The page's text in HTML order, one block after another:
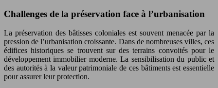
Challenges de la préservation face à l’urbanisation
La préservation des bâtisses coloniales est souvent menacée par la
pression de l’urbanisation croissante. Dans de nombreuses villes, ces
édifices historiques se trouvent sur des terrains convoités pour le
développement immobilier moderne. La sensibilisation du public et
des autorités à la valeur patrimoniale de ces bâtiments est essentielle
pour assurer leur protection.